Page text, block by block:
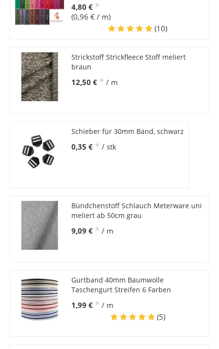
4,80 € *
(0,96 € / m)
(10)
Strickstoff Strickfleece Stoff meliert
braun
12,50 € * / m
Schieber für 30mm Band, schwarz
0,35 € * / stk
Bündchenstoff Schlauch Meterware uni
meliert ab 50cm grau
9,09 € * / m
Gurtband 40mm Baumwolle
Taschengurt Streifen 6 Farben
1,99 € * / m
(5)